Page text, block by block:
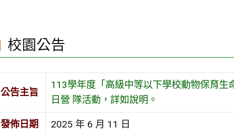
校園公告
公告主旨
113學年度「高級中等以下學校動物保育
日營 隊活動，詳如說明。
發佈日期 2025 年 6 月 11 日